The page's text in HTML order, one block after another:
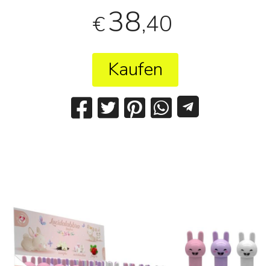
€38,40
Kaufen